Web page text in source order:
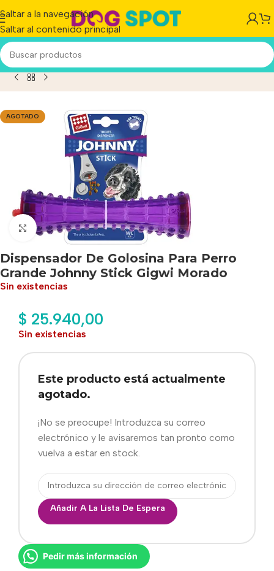
Saltar a la navegación
Saltar al contenido principal
Golosina Para Perro Grande Johnny Stick Gigwi Morado
AGOTADO
Haga clic para ampliar
Dispensador De Golosina Para Perro
Grande Johnny Stick Gigwi Morado
Sin existencias
$ 25.940,00
Sin existencias
Este producto está actualmente
agotado.
¡No se preocupe! Introduzca su correo
electrónico y le avisaremos tan pronto como
vuelva a estar en stock.
Añadir A La Lista De Espera
Pedir más información